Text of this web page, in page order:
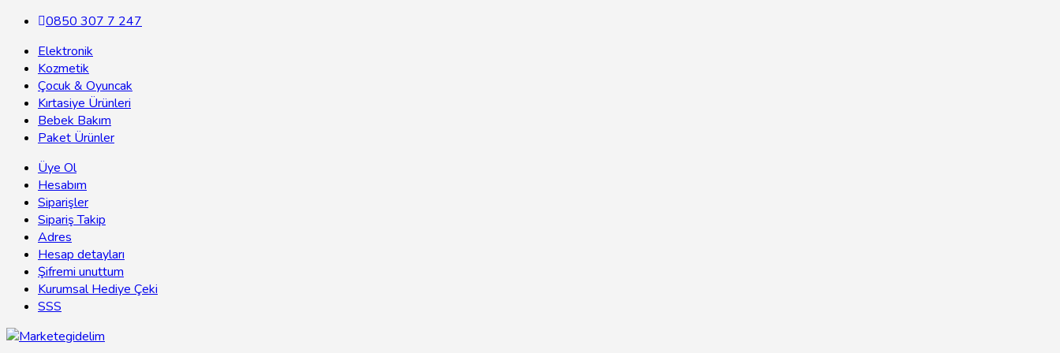
0850 307 7 247
Elektronik
Kozmetik
Çocuk & Oyuncak
Kırtasiye Ürünleri
Bebek Bakım
Paket Ürünler
Üye Ol
Hesabım
Siparişler
Sipariş Takip
Adres
Hesap detayları
Şifremi unuttum
Kurumsal Hediye Çeki
SSS